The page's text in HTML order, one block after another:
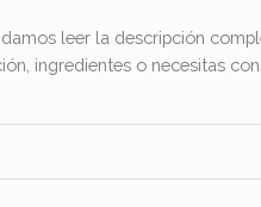
leer la descripción
ingredientes o necesitas